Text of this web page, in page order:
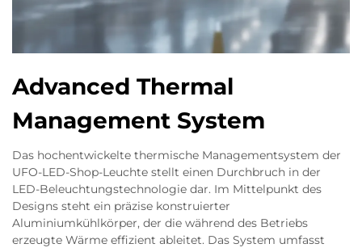
Advanced Thermal
Management System
Das hochentwickelte thermische Managementsystem der
UFO-LED-Shop-Leuchte stellt einen Durchbruch in der
LED-Beleuchtungstechnologie dar. Im Mittelpunkt des
Designs steht ein präzise konstruierter
Aluminiumkühlkörper, der die während des Betriebs
erzeugte Wärme effizient ableitet. Das System umfasst